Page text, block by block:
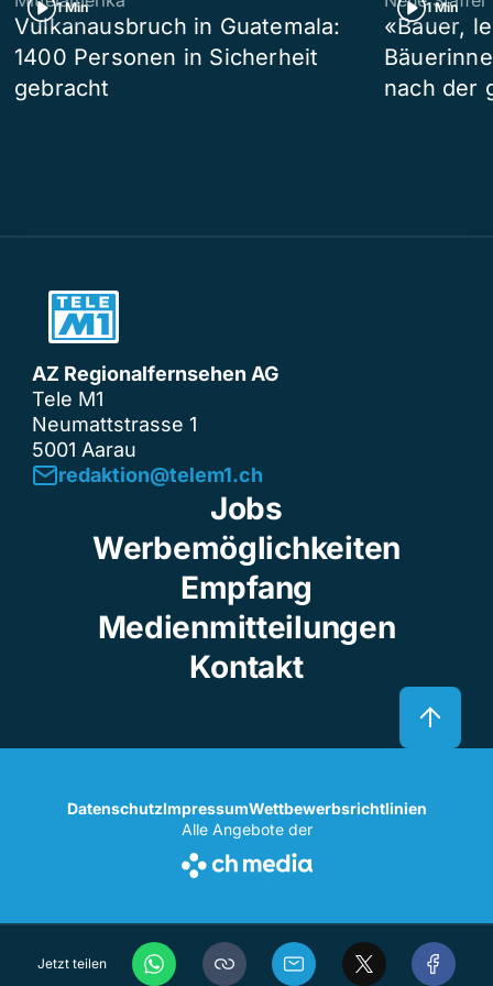
Jetzt teilen
1 Min
Vulkanausbruch in Guatemala:
1400 Personen in Sicherheit
gebracht
1 Min
«Bauer,
nach der
AZ Regionalfernsehen AG
Tele M1
Neumattstrasse 1
5001 Aarau
redaktion@telem1.ch
Jobs
Werbemöglichkeiten
Empfang
Medienmitteilungen
Kontakt
DatenschutzImpressumWettbewerbsrichtlinien
Alle Angebote der